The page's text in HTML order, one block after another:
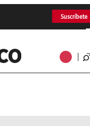
Suscríbete